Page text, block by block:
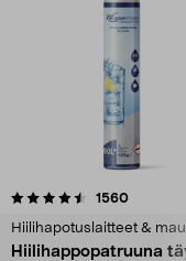
1560
Hiilihapotuslaitteet &
Hiilihappopatruuna
4.5viidestä